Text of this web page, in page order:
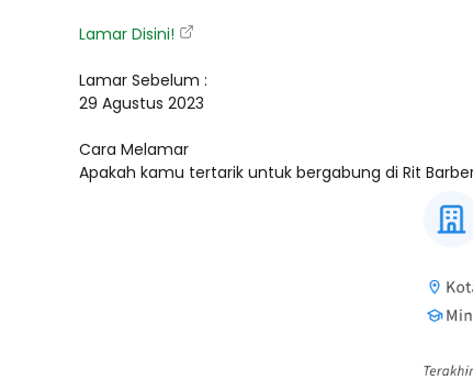
Lamar Disini!
Lamar Sebelum :
29 Agustus 2023
Cara Melamar
Apakah kamu tertarik untuk bergabung di Rit